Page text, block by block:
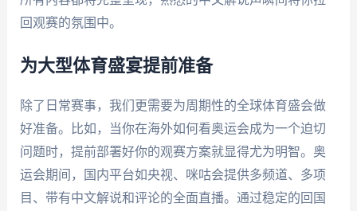
回观赛的氛围中。
为大型体育盛宴提前准备
除了日常赛事，我们更需要为周期性的全球体育盛会做
好准备。比如，当你在海外如何看奥运会成为一个迫切
问题时，提前部署好你的观赛方案就显得尤为明智。奥
运会期间，国内平台如央视、咪咕会提供多频道、多项
目、带有中文解说和评论的全面直播。通过稳定的回国